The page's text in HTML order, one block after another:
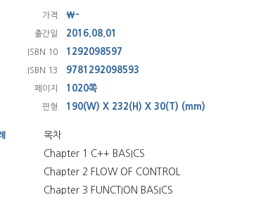
가격 ₩-
출간일 2016.08.01
ISBN 10 1292098597
ISBN 13 9781292098593
페이지 1020쪽
판형 190(W) X 232(H) X 30(T) (mm)
목차
Chapter 1 C++ BASICS
Chapter 2 FLOW OF CONTROL
Chapter 3 FUNCTION BASICS